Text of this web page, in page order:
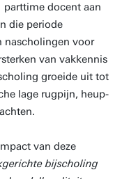
parttime docent aan
die periode
nascholingen voor
van vakkennis
groeide uit tot
lage rugpijn, heup-
van deze
bijscholing